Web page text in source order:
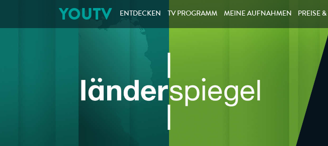
YOUTV ENTDECKEN TV PROGRAMM MEINE AUFNAHMEN PREISE &